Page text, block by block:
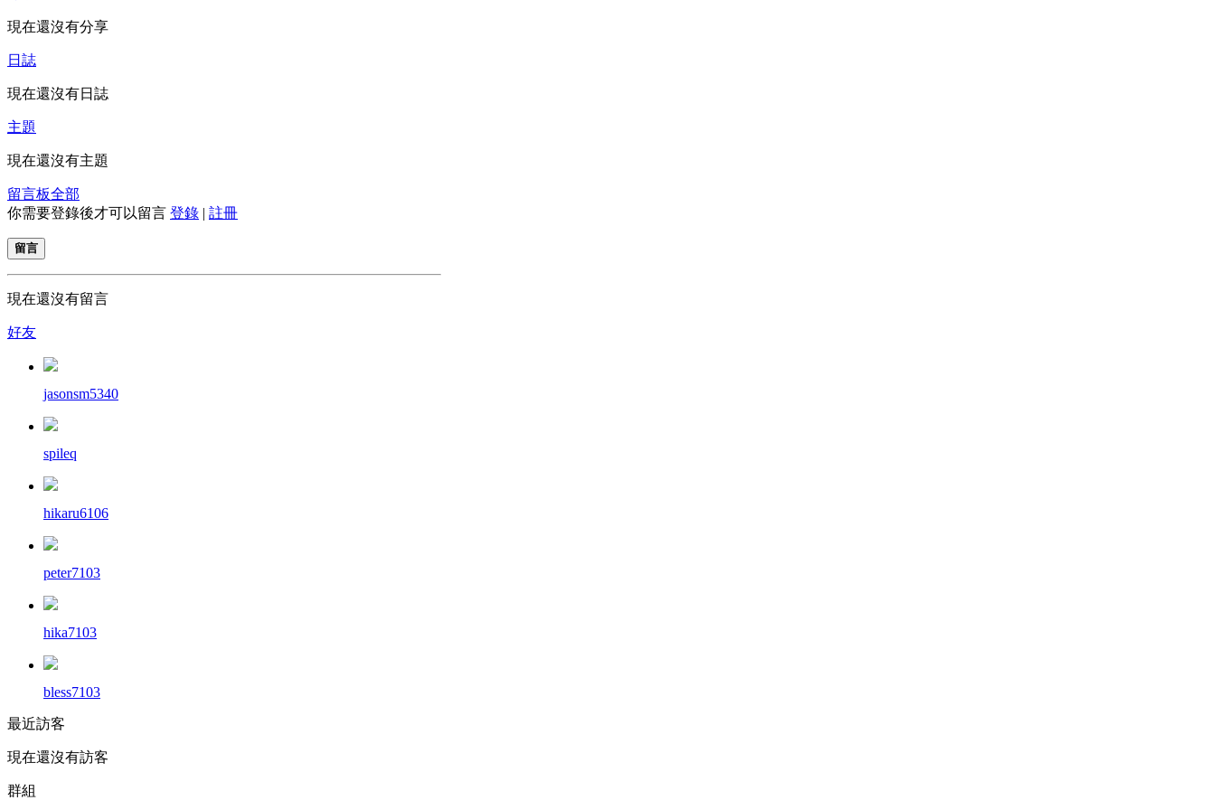
現在還沒有分享
日誌
現在還沒有日誌
主題
現在還沒有主題
留言板全部
你需要登錄後才可以留言 登錄 | 註冊
留言
現在還沒有留言
好友
jasonsm5340
spileq
hikaru6106
peter7103
hika7103
bless7103
最近訪客
現在還沒有訪客
群組